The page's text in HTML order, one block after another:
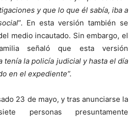
y que lo que él sabía, iba a
”. En esta versión también se
medio incautado. Sin embargo, el
señaló que esta versión
tenía la policía judicial y hasta el día
en el expediente”.
23 de mayo, y tras anunciarse la
personas presuntamente